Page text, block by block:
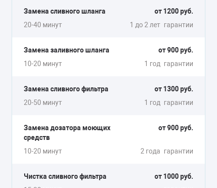
Замена сливного шланга
от 1200 руб.
20-40 минут
1 до 2 лет гарантии
Замена заливного шланга
от 900 руб.
10-20 минут
1 год гарантии
Замена сливного фильтра
от 1300 руб.
20-50 минут
1 год гарантии
Замена дозатора моющих
средств
от 900 руб.
10-20 минут 2 года гарантии
Чистка сливного фильтра
от 1000 руб.